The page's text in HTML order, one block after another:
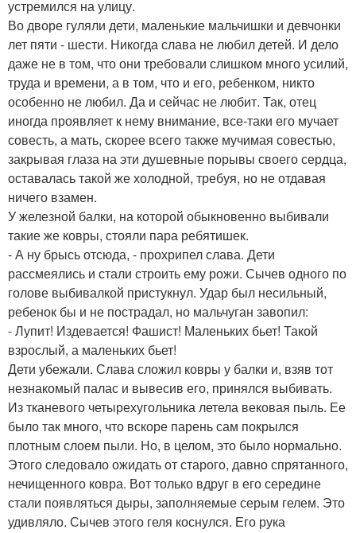
устремился на улицу.
Во дворе гуляли дети, маленькие мальчишки и девчонки
лет пяти - шести. Никогда слава не любил детей. И дело
даже не в том, что они требовали слишком много усилий,
труда и времени, а в том, что и его, ребенком, никто
особенно не любил. Да и сейчас не любит. Так, отец
иногда проявляет к нему внимание, все-таки его мучает
совесть, а мать, скорее всего также мучимая совестью,
закрывая глаза на эти душевные порывы своего сердца,
оставалась такой же холодной, требуя, но не отдавая
ничего взамен.
У железной балки, на которой обыкновенно выбивали
такие же ковры, стояли пара ребятишек.
- А ну брысь отсюда, - прохрипел слава. Дети
рассмеялись и стали строить ему рожи. Сычев одного по
голове выбивалкой пристукнул. Удар был несильный,
ребенок бы и не пострадал, но мальчуган завопил:
- Лупит! Издевается! Фашист! Маленьких бьет! Такой
взрослый, а маленьких бьет!
Дети убежали. Слава сложил ковры у балки и, взяв тот
незнакомый палас и вывесив его, принялся выбивать.
Из тканевого четырехугольника летела вековая пыль. Ее
было так много, что вскоре парень сам покрылся
плотным слоем пыли. Но, в целом, это было нормально.
Этого следовало ожидать от старого, давно спрятанного,
нечищенного ковра. Вот только вдруг в его середине
стали появляться дыры, заполняемые серым гелем. Это
удивляло. Сычев этого геля коснулся. Его рука